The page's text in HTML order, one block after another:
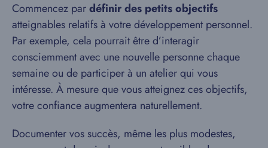
Commencez pardéfinir des petits objectifs
atteignables relatifs à votre développement personnel.
Par exemple, cela pourrait être d’interagir
consciemment avec une nouvelle personne chaque
semaine ou de participer à un atelier qui vous
intéresse. À mesure que vous atteignez ces objectifs,
votre confiance augmentera naturellement.
Documenter vos succès, même les plus modestes,